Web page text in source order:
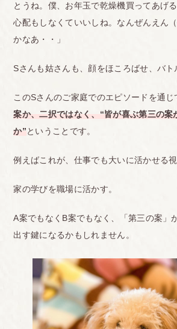
とうね。僕、お年玉で乾燥機買ってあげ
心配もしなくていいしね。なんぜんえん
かなあ・・」
Sさんも姑さんも、顔をほころばせ、バト
このSさんのご家庭でのエピソードを通
案か、二択ではなく、“皆が喜ぶ第三の案
か”ということです。
例えばこれが、仕事でも大いに活かせる視
家の学びを職場に活かす。
A案でもなくB案でもなく、「第三の案」
出す鍵になるかもしれません。